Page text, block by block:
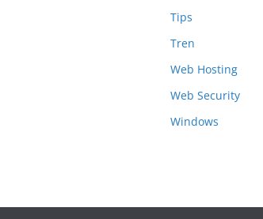
Tips
Tren
Web Hosting
Web Security
Windows